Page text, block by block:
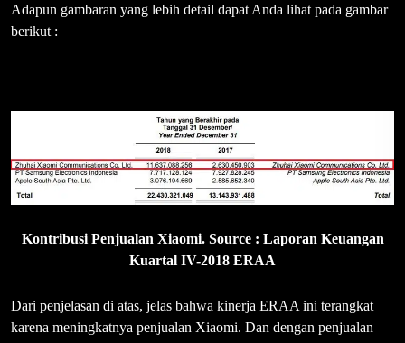
Adapun gambaran yang lebih detail dapat Anda lihat pada gambar
berikut :
Kontribusi Penjualan Xiaomi. Source : Laporan Keuangan
Kuartal IV-2018 ERAA
Dari penjelasan di atas, jelas bahwa kinerja ERAA ini terangkat
karena meningkatnya penjualan Xiaomi. Dan dengan penjualan